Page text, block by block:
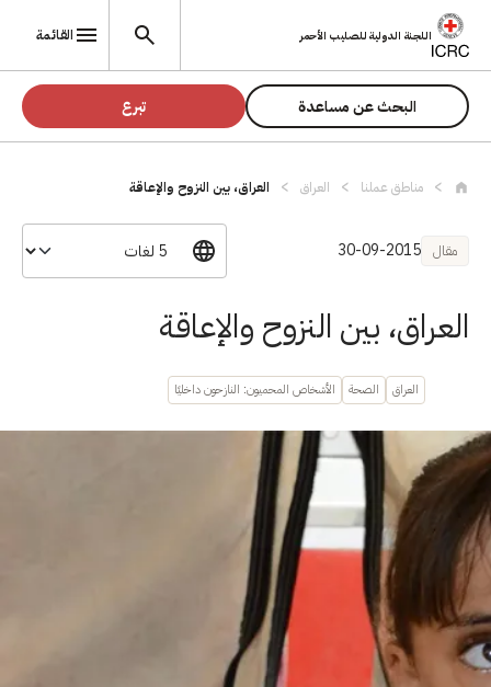
تجاوز إلى المحتوى الرئيسي
اللجنة الدولية للصليب الأحمر القائمة
البحث عن مساعدة تبرع
مناطق عملنا العراق العراق، بين النزوح والإعاقة
مقال 30-09-2015
العراق، بين النزوح والإعاقة
العراق الصحة الأشخاص المحميون: النازحون داخليًا